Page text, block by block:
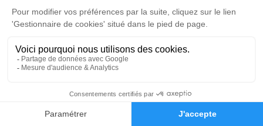
Faire-part Hommages
vendredi 05 juillet 2024 à 15h30
Église Saint Pierre de Meys
Je rends hommage